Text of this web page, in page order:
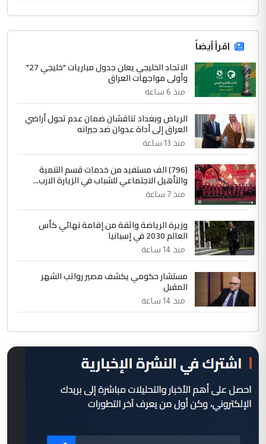
اقرأ أيضاً
الاتحاد الخليجي يعلن جدول مباريات "خليجي 27"
وأولى مواجهات العراق
منذ 6 ساعة
الرياض وبغداد تناقشان ضمان عدم تحول أراضي
العراق إلى أداة عدوان ضد جيرانه
منذ 13 ساعة
(796) الف مستفيد من خدمات قسم التنمية
والتأهيل الاجتماعي للشباب في الزيارة الارب...
منذ 7 ساعة
وزيرة الرياضة واثقة من إقامة نهائي كأس
العالم 2030 في إسبانيا
منذ 14 ساعة
مستشار حكومي يكشف مصير رواتب الشهر
المقبل
منذ 14 ساعة